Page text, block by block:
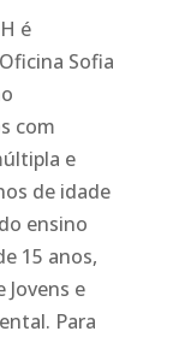
é
Sofia
com
e
de idade
ensino
15 anos,
Jovens e
Para